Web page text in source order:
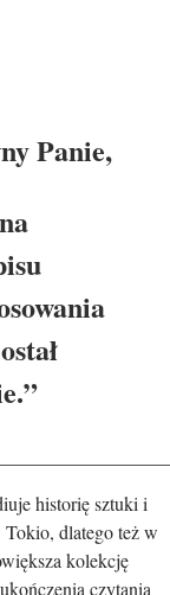
Panie,
historię sztuki i
Tokio, dlatego też w
kolekcję
czytania